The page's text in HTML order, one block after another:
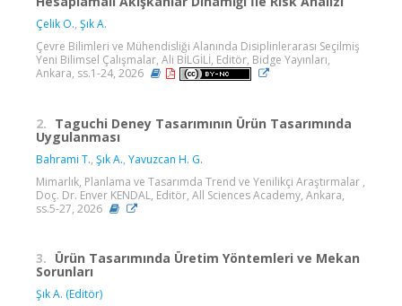
Çelik O., Şık A.
Çevre Bilimleri ve Mühendisliği Alanında Disiplinlerarası Seçilmiş
Yeni Bilimsel Çalışmalar, Ali BİLGİLİ, Editör, Bidge Yayınları,
Ankara, ss.1-24, 2026
2. Taguchi Deney Tasarımının Ürün Tasarımında
Uygulanması
Bahrami T., Şık A., Yavuzcan H. G.
Mimarlık, Planlama ve Tasarımda Trend ve Yenilikçi Araştırmalar ,
Doç. Dr. Enver KENDAL, Editör, All Sciences Academy, Ankara,
ss.5-27, 2026
3. Ürün Tasarımında Üretim Yöntemleri ve Mekan
Sorunları
Şık A. (Editör)